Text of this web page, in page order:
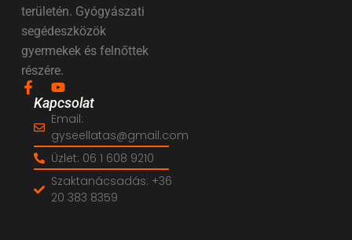
területén. Gyógyászati
segédeszközök
gyermekek és felnőttek
részére.
Kapcsolat
Email:
gyseellatas@gmail.com
Üzlet: 06 1 608 9210
Szaktanácsadás: +36
20 383 8359